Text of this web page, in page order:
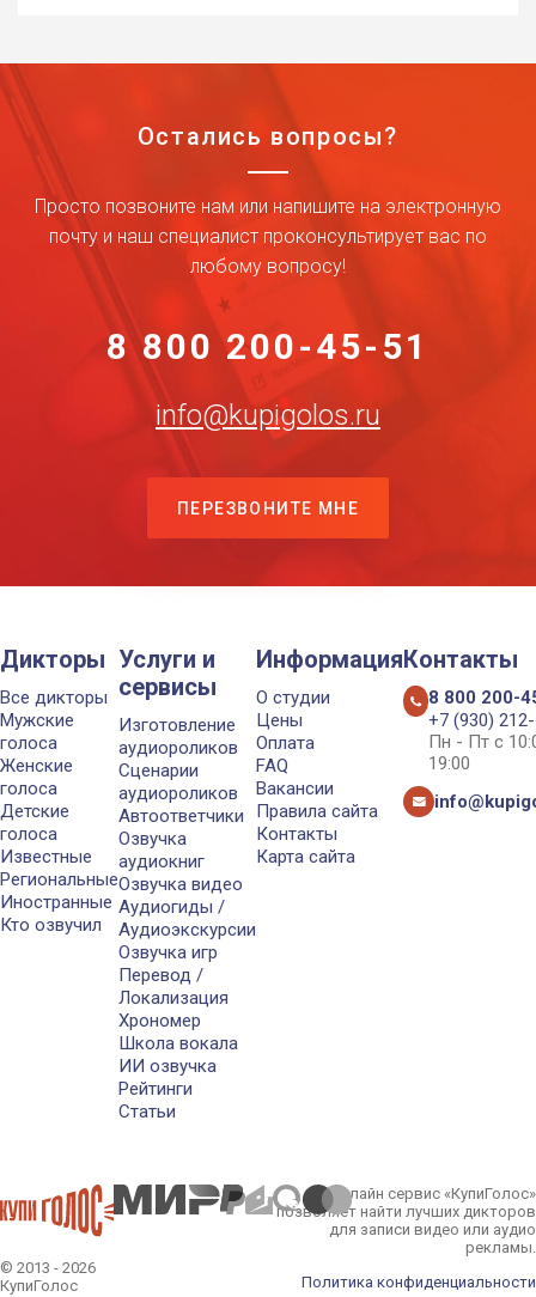
Остались вопросы?
Просто позвоните нам или напишите на электронную
почту и наш специалист проконсультирует вас по
любому вопросу!
8 800 200-45-51
info@kupigolos.ru
ПЕРЕЗВОНИТЕ МНЕ
Дикторы
Все дикторы
Мужские
голоса
Женские
голоса
Детские
голоса
Известные
Региональные
Иностранные
Кто озвучил
Услуги и
сервисы
Изготовление
аудиороликов
Сценарии
аудиороликов
Автоответчики
Озвучка
аудиокниг
Озвучка видео
Аудиогиды /
Аудиоэкскурсии
Озвучка игр
Перевод /
Локализация
Хрономер
Школа вокала
ИИ озвучка
Рейтинги
Статьи
Информация
О студии
Цены
Оплата
FAQ
Вакансии
Правила сайта
Контакты
Карта сайта
Контакты
8 800 200-
+7 (930)
Пн - Пт с
19:00
© 2013 - 2026
КупиГолос
Онлайн сервис «КупиГолос»
позволяет найти лучших дикторов
для записи видео или аудио
рекламы.
Политика конфиденциальности